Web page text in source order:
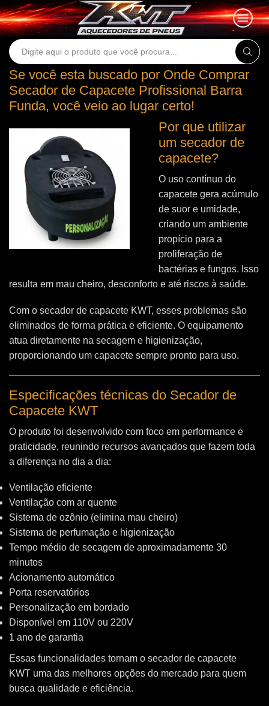
Search
Se você esta buscado por Onde Comprar
Secador de Capacete Profissional Barra
Funda, você veio ao lugar certo!
Por que utilizar
um secador de
capacete?
O uso contínuo do
capacete gera acúmulo
de suor e umidade,
criando um ambiente
propício para a
proliferação de
bactérias e fungos. Isso
resulta em mau cheiro, desconforto e até riscos à saúde.
Com o secador de capacete KWT, esses problemas são
eliminados de forma prática e eficiente. O equipamento
atua diretamente na secagem e higienização,
proporcionando um capacete sempre pronto para uso.
Especificações técnicas do Secador de
Capacete KWT
O produto foi desenvolvido com foco em performance e
praticidade, reunindo recursos avançados que fazem toda
a diferença no dia a dia:
Ventilação eficiente
Ventilação com ar quente
Sistema de ozônio (elimina mau cheiro)
Sistema de perfumação e higienização
Tempo médio de secagem de aproximadamente 30
minutos
Acionamento automático
Porta reservatórios
Personalização em bordado
Disponível em 110V ou 220V
1 ano de garantia
Essas funcionalidades tornam o secador de capacete
KWT uma das melhores opções do mercado para quem
busca qualidade e eficiência.